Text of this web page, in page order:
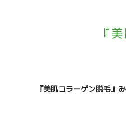
『
『美肌コラーゲン脱毛』